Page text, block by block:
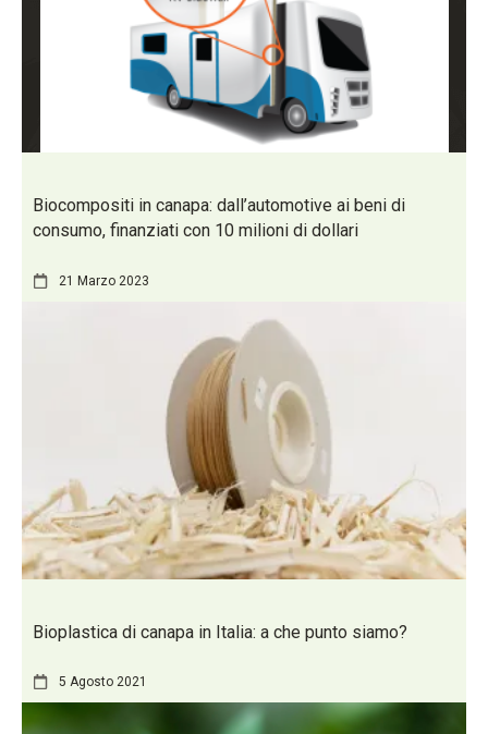
Biocompositi in canapa: dall’automotive ai beni di
consumo, finanziati con 10 milioni di dollari
21 Marzo 2023
Bioplastica di canapa in Italia: a che punto siamo?
5 Agosto 2021